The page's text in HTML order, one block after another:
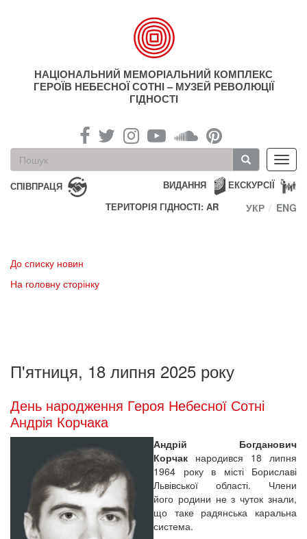
НАЦІОНАЛЬНИЙ МЕМОРІАЛЬНИЙ КОМПЛЕКС
ГЕРОЇВ НЕБЕСНОЇ СОТНІ – МУЗЕЙ РЕВОЛЮЦІЇ
ГІДНОСТІ
Пошукова
форма
Пошук
СПІВПРАЦЯ ЕКСКУРСІЇ
ВИДАННЯ
ТЕРИТОРІЯ ГІДНОСТІ: AR
УКР ENG
До списку новин
На головну сторінку
П'ятниця, 18 липня 2025 року
День народження Героя Небесної Сотні
Андрія Корчака
Андрій Богданович
Корчак народився 18 липня
1964 року в місті Бориславі
Львівської області. Члени
його родини не з чуток знали,
що таке радянська каральна
система.